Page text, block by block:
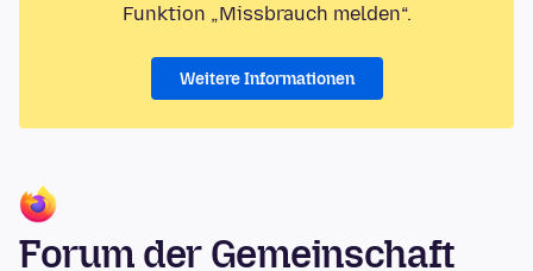
Funktion „Missbrauch melden“.
Weitere Informationen
Forum der Gemeinschaft